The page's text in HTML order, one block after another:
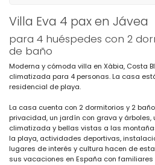
Villa Eva 4 pax en Jávea
para 4 huéspedes con 2
de baño
Moderna y cómoda villa en Xàbia, Costa
climatizada para 4 personas. La casa
residencial de playa.
La casa cuenta con 2 dormitorios y 2
privacidad, un jardín con grava y árboles,
climatizada y bellas vistas a las
la playa, actividades deportivas,
lugares de interés y cultura hacen de
sus vacaciones en España con